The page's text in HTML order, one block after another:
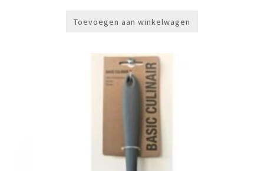
Toevoegen aan winkelwagen